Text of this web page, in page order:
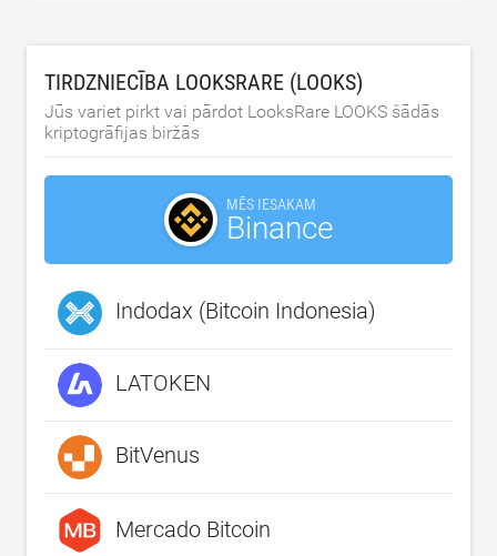
TIRDZNIECĪBA LOOKSRARE (LOOKS)
Jūs variet pirkt vai pārdot LooksRare LOOKS šādās
kriptogrāfijas biržās
MĒS IESAKAM
Binance
Indodax (Bitcoin Indonesia)
LATOKEN
BitVenus
Mercado Bitcoin